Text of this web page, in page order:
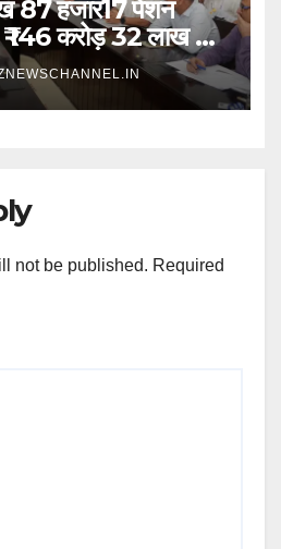
87 हजार17 पेंशन
₹ 146 करोड़ 32 लाख की
भुगतान
not be published. Required